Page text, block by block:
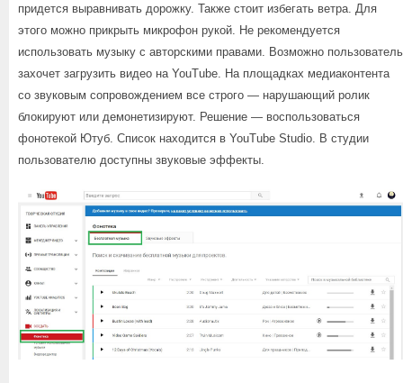
придется выравнивать дорожку. Также стоит избегать ветра. Для
этого можно прикрыть микрофон рукой. Не рекомендуется
использовать музыку с авторскими правами. Возможно пользователь
захочет загрузить видео на YouTube. На площадках медиаконтента
со звуковым сопровождением все строго — нарушающий ролик
блокируют или демонетизируют. Решение — воспользоваться
фонотекой Ютуб. Список находится в YouTube Studio. В студии
пользователю доступны звуковые эффекты.